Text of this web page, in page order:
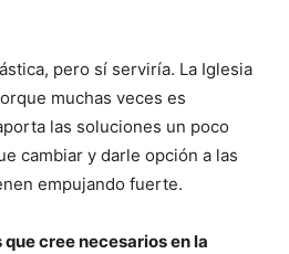
pero sí serviría. La Iglesia
muchas veces es
las soluciones un poco
cambiar y darle opción a las
empujando fuerte.
cree necesarios en la